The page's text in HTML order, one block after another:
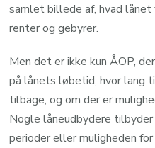
samlet billede af, hvad lånet
renter og gebyrer.
Men det er ikke kun ÅOP,
på lånets løbetid, hvor lang
tilbage, og om der er
Nogle låneudbydere
perioder eller muligheden